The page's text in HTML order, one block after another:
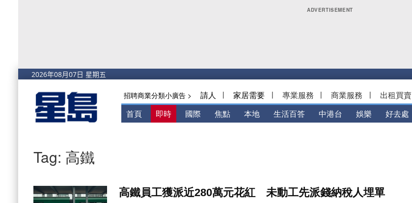
招聘商業分類小廣告 > 請人 | 家居需要 | 專業服務 | 商業服務 | 出租買賣
首頁 即時 國際 焦點 本地 生活百答 中港台 娛樂 好去處
Tag: 高鐵
高鐵員工獲派近280萬元花紅 未動工先派錢納稅人埋單